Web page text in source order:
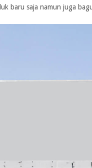
baru saja namun juga